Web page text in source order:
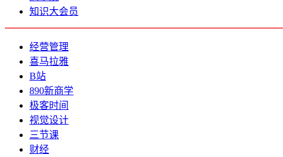
知识大会员
经营管理
喜马拉雅
B站
890新商学
极客时间
视觉设计
三节课
财经